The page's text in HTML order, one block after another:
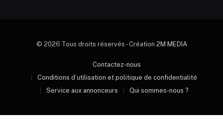
© 2026 Tous droits réservés - Création 2M MEDIA
Contactez-nous
Conditions d’utilisation et politique de confidentialité
Service aux annonceurs
Qui sommes-nous ?